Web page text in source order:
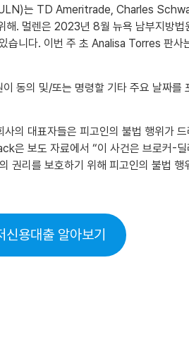
는 TD Ameritrade, Charles
해. 멀렌은 2023년 8월 뉴욕 남부지
습니다. 이번 주 초 Analisa Torres
동의 및/또는 명령할 기타 주요 날짜
대표자들은 피고인의 불법 행위가
보도 자료에서 “이 사건은 브로커-
권리를 보호하기 위해 피고인의 불법
용대출 알아보기